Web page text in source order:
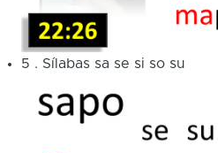
5 . Sílabas sa se si so su